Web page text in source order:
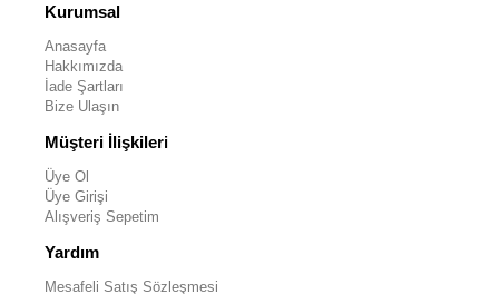
Kurumsal
Anasayfa
Hakkımızda
İade Şartları
Bize Ulaşın
Müşteri İlişkileri
Üye Ol
Üye Girişi
Alışveriş Sepetim
Yardım
Mesafeli Satış Sözleşmesi